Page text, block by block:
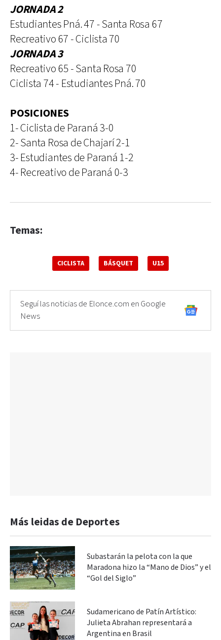
JORNADA 2
Estudiantes Pná. 47 - Santa Rosa 67
Recreativo 67 - Ciclista 70
JORNADA 3
Recreativo 65 - Santa Rosa 70
Ciclista 74 - Estudiantes Pná. 70
POSICIONES
1- Ciclista de Paraná 3-0
2- Santa Rosa de Chajarí 2-1
3- Estudiantes de Paraná 1-2
4- Recreativo de Paraná 0-3
Temas:
CICLISTA BÁSQUET U15
Seguí las noticias de Elonce.com en Google
News
Más leidas de Deportes
Subastarán la pelota con la que
Maradona hizo la “Mano de Dios” y el
“Gol del Siglo”
Sudamericano de Patín Artístico:
Julieta Abrahan representará a
Argentina en Brasil